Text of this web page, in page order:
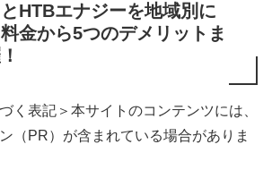
HTBエナジーを地域別に
金から5つのデメリットま
く表記＞本サイトのコンテンツには、
（PR）が含まれている場合がありま